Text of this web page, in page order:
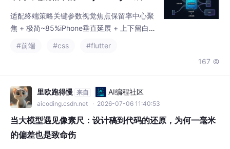
插画的高级参数设计稿排布
适配终端策略关键参数视觉焦点保留率中心聚
焦 + 极简~85%iPhone垂直延展 + 上下留白9:
19.5~92%iPad完整构图 + 微调4:3~97%桌面
走它。因为现在不管它遮住屏幕的哪个角落，
我都知道——大模型会自动追踪画面的视觉重
心，确保
#前端 #css
#flutter
167 
里欧跑得慢 来自 AI编程社区
aicoding.csdn.net · 2026-07-06 11:40:53
当大模型遇见像素尺：设计稿到代码的还原，为何一毫米
的偏差也是致命伤